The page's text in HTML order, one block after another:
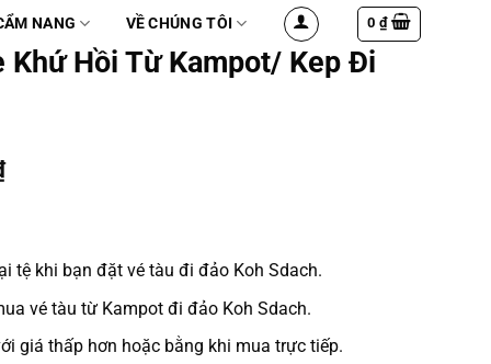
NANG VỀ CHÚNG TÔI 0 ₫
Khứ Hồi Từ Kampot/ Kep Đi
tệ khi bạn đặt vé tàu đi đảo Koh Sdach.
vétàu từ Kampot đi đảo Koh Sdach.
giá thấp hơn hoặc bằng khi mua trực tiếp.